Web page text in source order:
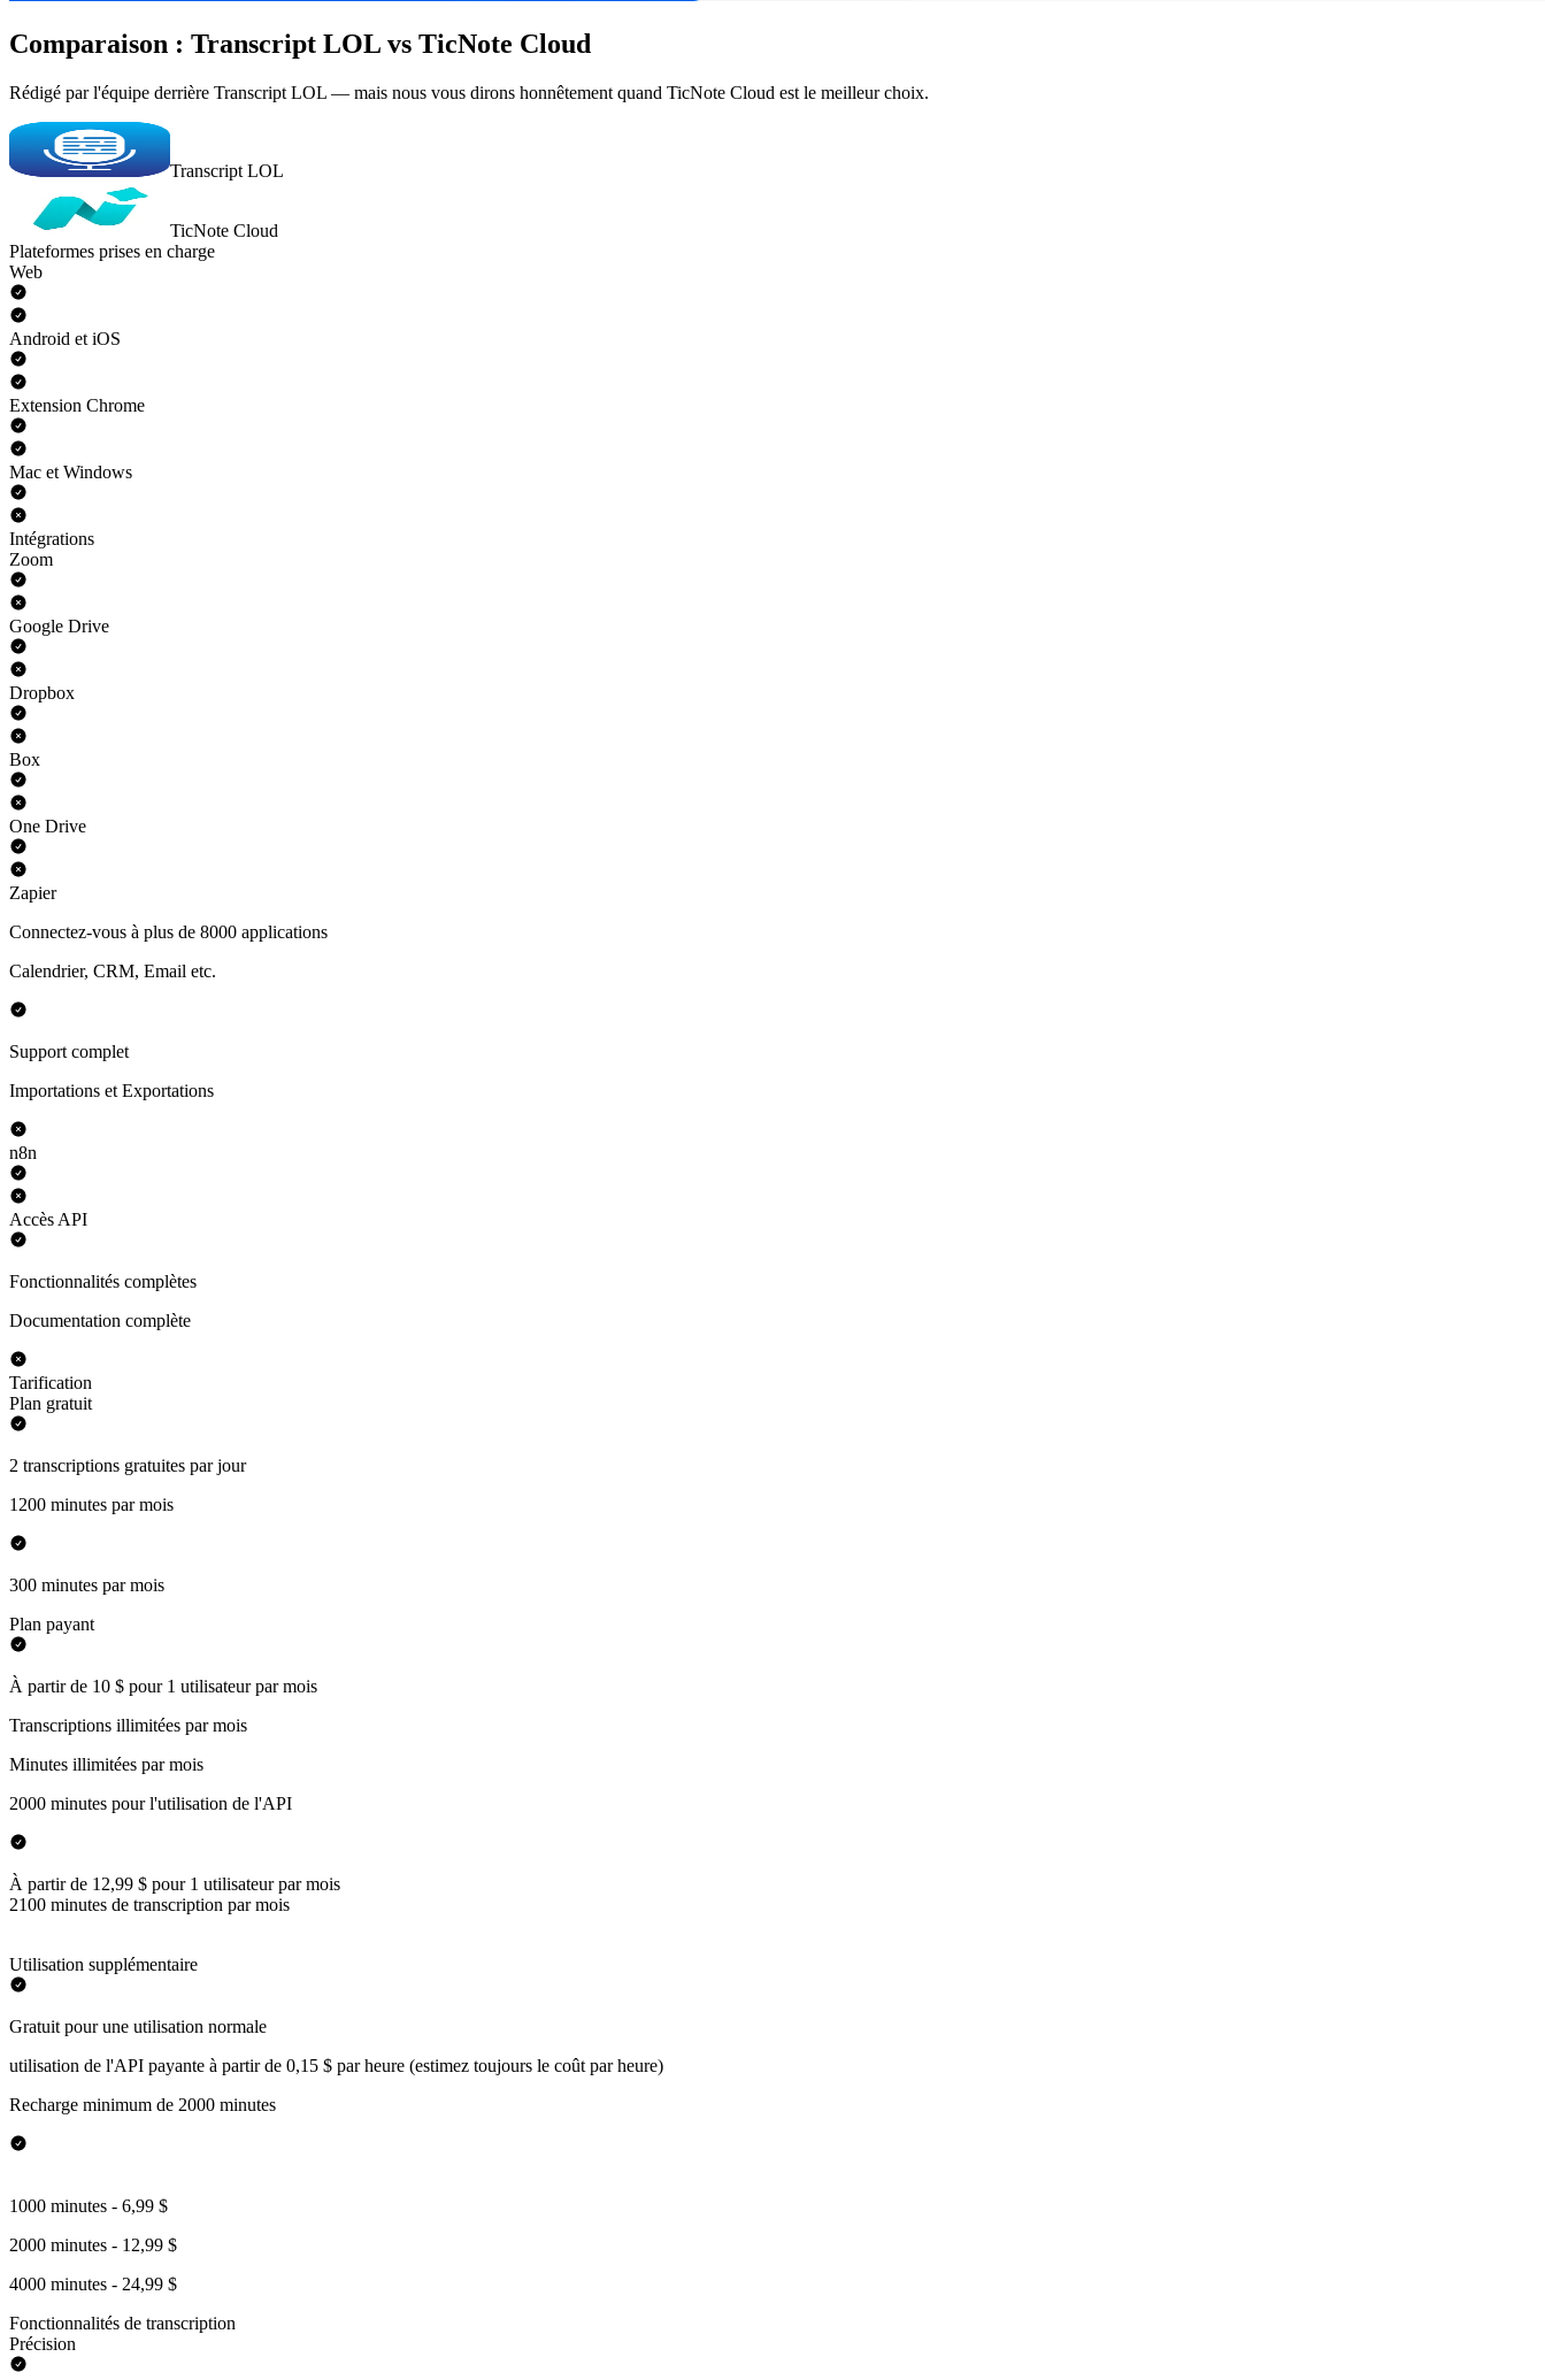
Comparaison : Transcript LOL vs TicNote Cloud
Rédigé par l'équipe derrière Transcript LOL — mais nous vous dirons honnêtement quand TicNote Cloud est le meilleur choix.
Transcript LOL
TicNote Cloud
Plateformes prises en charge
Web
Android et iOS
Extension Chrome
Mac et Windows
Intégrations
Zoom
Google Drive
Dropbox
Box
One Drive
Zapier
Connectez-vous à plus de 8000 applications
Calendrier, CRM, Email etc.
Support complet
Importations et Exportations
n8n
Accès API
Fonctionnalités complètes
Documentation complète
Tarification
Plan gratuit
2 transcriptions gratuites par jour
1200 minutes par mois
300 minutes par mois
Plan payant
À partir de 10 $ pour 1 utilisateur par mois
Transcriptions illimitées par mois
Minutes illimitées par mois
2000 minutes pour l'utilisation de l'API
À partir de 12,99 $ pour 1 utilisateur par mois
2100 minutes de transcription par mois
Utilisation supplémentaire
Gratuit pour une utilisation normale
utilisation de l'API payante à partir de 0,15 $ par heure (estimez toujours le coût par heure)
Recharge minimum de 2000 minutes
1000 minutes - 6,99 $
2000 minutes - 12,99 $
4000 minutes - 24,99 $
Fonctionnalités de transcription
Précision